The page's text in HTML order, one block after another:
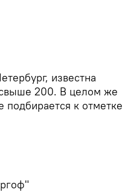
известна
200. В целом же
подбирается к отметке